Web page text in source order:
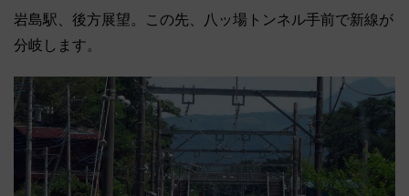
岩島駅、後方展望。この先、八ッ場トンネル手前で新線が
分岐します。